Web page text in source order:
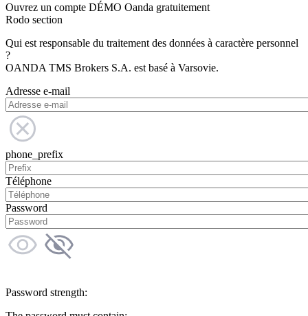
Ouvrez un compte DÉMO Oanda gratuitement
Rodo section
Qui est responsable du traitement des données à caractère personnel
?
OANDA TMS Brokers S.A. est basé à Varsovie.
Adresse e-mail
phone_prefix
Téléphone
Password
Password strength: